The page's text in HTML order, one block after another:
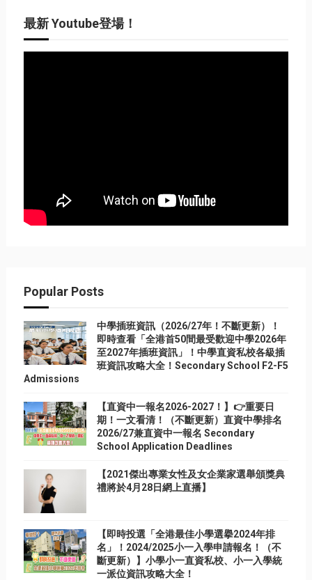
最新 Youtube登場！
Popular Posts
中學插班資訊（2026/27年！不斷更新）！
即時查看「全港首50間最受歡迎中學2026年
至2027年插班資訊」！中學直資私校各級插
班資訊攻略大全！Secondary School F2-F5
Admissions
【直資中一報名2026-2027！】👉重要日
期！一文看清！（不斷更新）直資中學排名
2026/27兼直資中一報名 Secondary
School Application Deadlines
【2021傑出專業女性及女企業家選舉頒獎典
禮將於4月28日網上直播】
【即時投選「全港最佳小學選擧2024年排
名」！2024/2025小一入學申請報名！（不
斷更新）】小學小一直資私校、小一入學統
一派位資訊攻略大全！